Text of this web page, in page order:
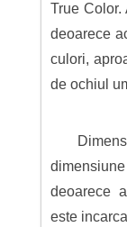
True Color.
deoarece
culori,
de ochiul
deoarece
este